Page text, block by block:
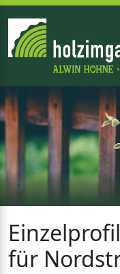
Einzelprofil
für